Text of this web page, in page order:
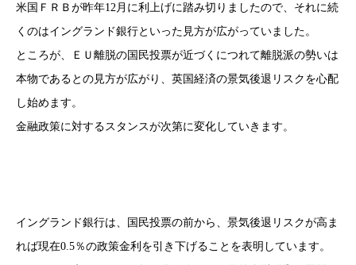
米国ＦＲＢが昨年12月に利上げに踏み切りましたので、それに続
くのはイングランド銀行といった見方が広がっていました。
ところが、ＥＵ離脱の国民投票が近づくにつれて離脱派の勢いは
本物であるとの見方が広がり、英国経済の景気後退リスクを心配
し始めます。
金融政策に対するスタンスが次第に変化していきます。
イングランド銀行は、国民投票の前から、景気後退リスクが高ま
れば現在0.5％の政策金利を引き下げることを表明しています。